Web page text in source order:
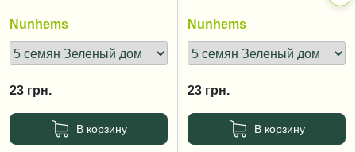
Nunhems
23 грн.
В корзину
Nunhems
23 грн.
В корзину